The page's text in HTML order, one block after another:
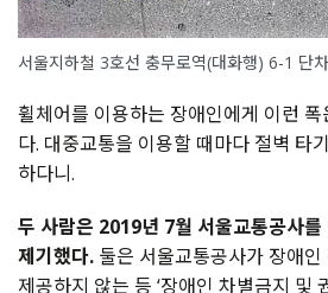
서울지하철 3호선 충무로역(대화행) 6-1 단
휠체어를 이용하는 장애인에게 이런
다. 대중교통을 이용할 때마다 절벽 타
하다니.
두 사람은 2019년 7월 서울교통공사
제기했다. 둘은 서울교통공사가 장애
제공하지 않는 등 ‘장애인 차별금지 및